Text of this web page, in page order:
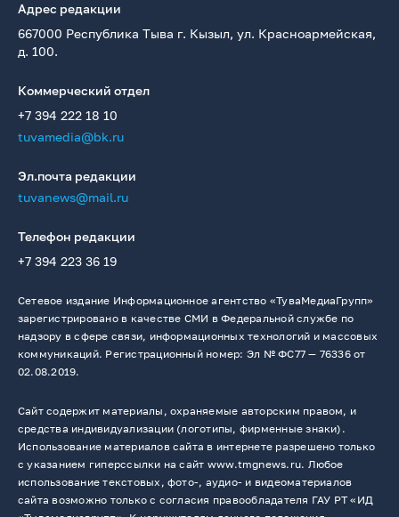
Адрес редакции
667000 Республика Тыва г. Кызыл, ул. Красноармейская,
д. 100.
Коммерческий отдел
+7 394 222 18 10
tuvamedia@bk.ru
Эл.почта редакции
tuvanews@mail.ru
Телефон редакции
+7 394 223 36 19
Сетевое издание Информационное агентство «ТуваМедиаГрупп»
зарегистрировано в качестве СМИ в Федеральной службе по
надзору в сфере связи, информационных технологий и массовых
коммуникаций. Регистрационный номер: Эл № ФС77 — 76336 от
02.08.2019.
Сайт содержит материалы, охраняемые авторским правом, и
средства индивидуализации (логотипы, фирменные знаки).
Использование материалов сайта в интернете разрешено только
с указанием гиперссылки на сайт www.tmgnews.ru. Любое
использование текстовых, фото-, аудио- и видеоматериалов
сайта возможно только с согласия правообладателя ГАУ РТ «ИД